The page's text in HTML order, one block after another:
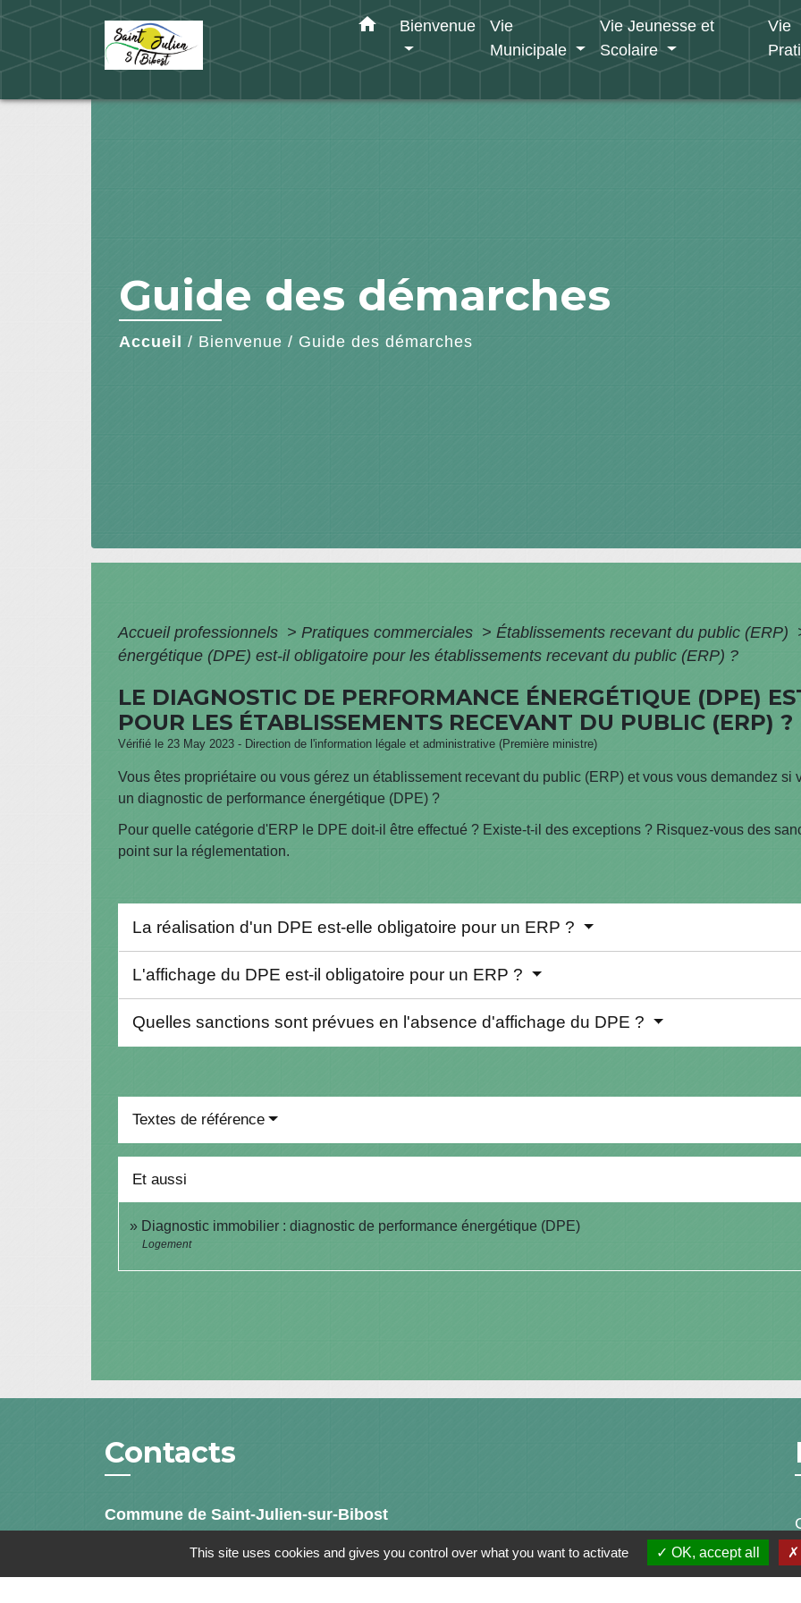
home Bienvenue
Vie
Municipale
Vie Jeunesse et
Scolaire
Vie
Guide des démarches
Accueil / Bienvenue / Guide des démarches
Accueil professionnels > Pratiques commerciales > Établissements recevant du public (ERP)
énergétique (DPE) est-il obligatoire pour les établissements recevant du public (ERP) ?
LE DIAGNOSTIC DE PERFORMANCE ÉNERGÉTIQUE (DPE)
POUR LES ÉTABLISSEMENTS RECEVANT DU PUBLIC (ERP) ?
Vérifié le 23 May 2023 - Direction de l'information légale et administrative (Première ministre)
Vous êtes propriétaire ou vous gérez un établissement recevant du public (ERP) et vous vous demandez
un diagnostic de performance énergétique (DPE) ?
Pour quelle catégorie d'ERP le DPE doit-il être effectué ? Existe-t-il des exceptions ? Risquez-vous des
point sur la réglementation.
La réalisation d'un DPE est-elle obligatoire pour un ERP ?
L'affichage du DPE est-il obligatoire pour un ERP ?
Quelles sanctions sont prévues en l'absence d'affichage du DPE ?
Textes de référence
Et aussi
Diagnostic immobilier : diagnostic de performance énergétique (DPE)
Logement
Contacts
Commune de Saint-Julien-sur-Bibost
69690 Saint-Julien-sur-Bibost - FRANCE
This site uses cookies and gives you control over what you want to activate OK, accept all